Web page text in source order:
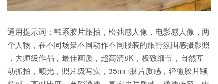
通用提示词：韩系胶片旅拍，松弛感人像，电影感人像，两
个人物，在不同场景不同动作不同服装的旅行氛围感摄影照
，大师级作品，最佳画质，超高清8K，极致细节，自然互
动抓拍，顺光，照片级写实，35mm胶片质感，轻微胶片颗